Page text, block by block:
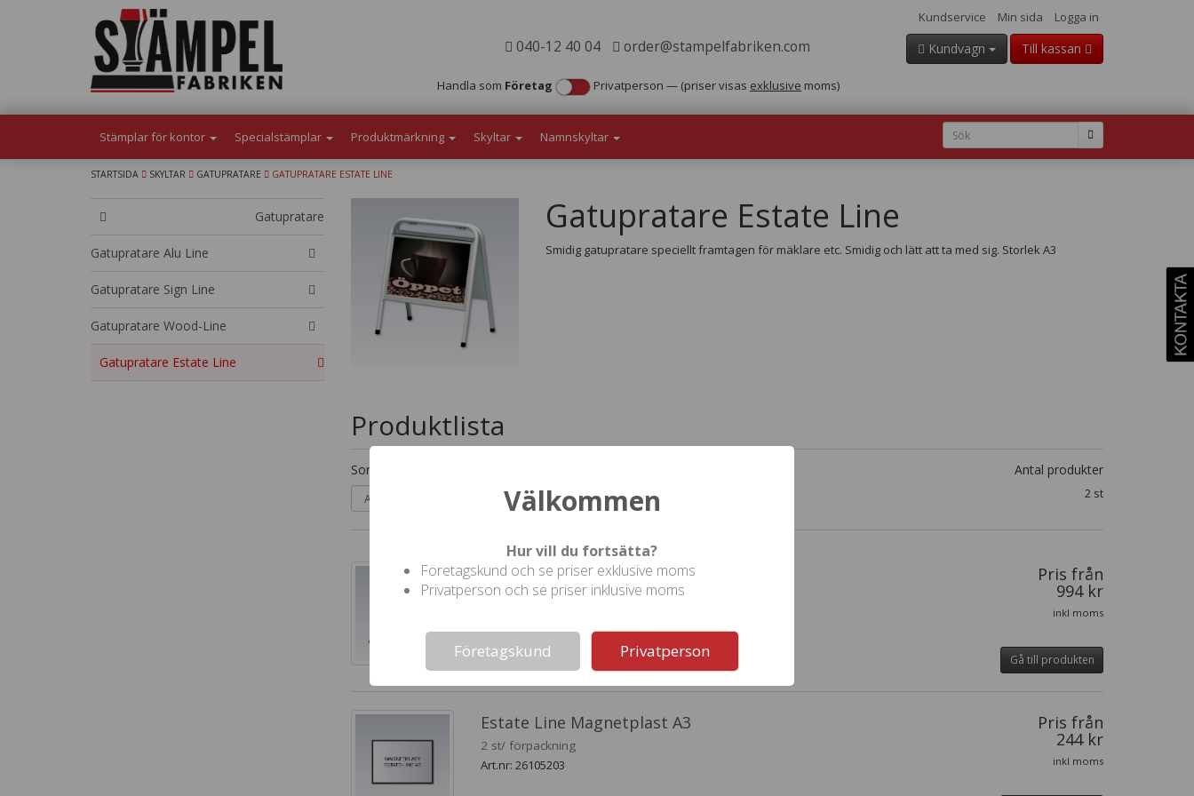
Kundservice Min sida Logga in
040-12 40 04 order@stampelfabriken.com Kundvagn Till kassan
Handla som Företag Privatperson — (priser visas exklusive moms)
Stämplar för kontor Specialstämplar Produktmärkning Skyltar Namnskyltar
STARTSIDA SKYLTAR GATUPRATARE GATUPRATARE ESTATE LINE
Gatupratare
Gatupratare Alu Line
Gatupratare Sign Line
Gatupratare Wood-Line
Gatupratare Estate Line
Gatupratare Estate Line
Smidig gatupratare speciellt framtagen för mäklare etc. Smidig och lätt att ta med sig. Storlek A3
Produktlista
Sortera efter Antal produkter
2 st
Gatupratare Estate Line A3
Storlek A3
Pris från
994 kr
inkl moms
Gå till produkten
Estate Line Magnetplast A3
2 st/ förpackning
Art.nr: 26105203
Pris från
244 kr
inkl moms
Välkommen
Hur vill du fortsätta?
Företagskund och se priser exklusive moms
Privatperson och se priser inklusive moms
Företagskund Privatperson